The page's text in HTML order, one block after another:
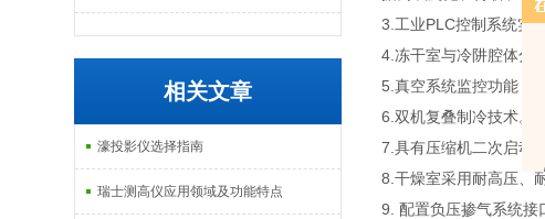
相关文章
濠投影仪选择指南
瑞士测高仪应用领域及功能特点
3.工业PLC控制系统实
4.冻干室与冷阱腔体分
5.真空系统监控功能，
6.双机复叠制冷技术。
7.具有压缩机二次启动
8.干燥室采用耐高压、
9. 配置负压掺气系统接